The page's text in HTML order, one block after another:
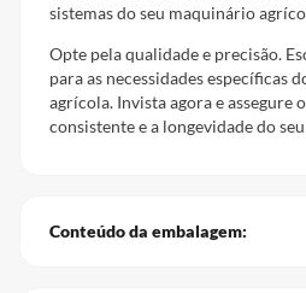
sistemas do seu maquinário
Opte pela qualidade e precisão.
para as necessidades específicas
agrícola. Invista agora e assegure
consistente e a longevidade do
Conteúdo da embalagem: